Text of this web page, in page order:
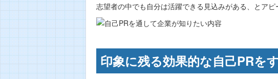
志望者の中でも自分は活躍できる見込みがある、とアピ
印象に残る効果的な自己PRを